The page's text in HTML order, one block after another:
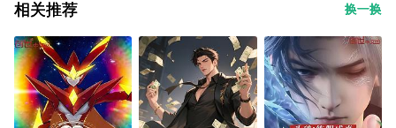
相关推荐 换一换